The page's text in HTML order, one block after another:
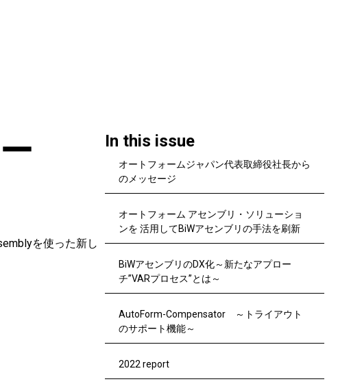
を使った新し
In this issue
オートフォームジャパン代表取締役社長から
のメッセージ
オートフォーム アセンブリ・ソリューショ
ンを 活用してBiWアセンブリの手法を刷新
BiWアセンブリのDX化～新たなアプロー
チ”VARプロセス”とは～
AutoForm-Compensator ～トライアウト
のサポート機能～
2022 report